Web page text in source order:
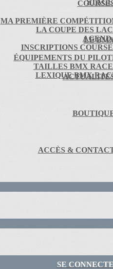
MA PREMIÈRE
LA COUPE DES
INSCRIPTIONS
LE
ÉQUIPEMENTS DU
TAILLES BMX
LEXIQUE BMX
ACCÈS &
SE